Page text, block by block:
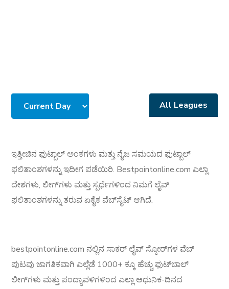
All Leagues
ಇತ್ತೀಚಿನ ಫುಟ್ಬಾಲ್ ಅಂಕಗಳು ಮತ್ತು ನೈಜ ಸಮಯದ ಫುಟ್ಬಾಲ್
ಫಲಿತಾಂಶಗಳನ್ನು ಇದೀಗ ಪಡೆಯಿರಿ. Bestpointonline.com ಎಲ್ಲಾ
ದೇಶಗಳು, ಲೀಗ್‌ಗಳು ಮತ್ತು ಸ್ಪರ್ಧೆಗಳಿಂದ ನಿಮಗೆ ಲೈವ್
ಫಲಿತಾಂಶಗಳನ್ನು ತರುವ ಏಕೈಕ ವೆಬ್‌ಸೈಟ್ ಆಗಿದೆ.
bestpointonline.com ನಲ್ಲಿನ ಸಾಕರ್ ಲೈವ್ ಸ್ಕೋರ್‌ಗಳ ವೆಬ್
ಪುಟವು ಜಾಗತಿಕವಾಗಿ ಎಲ್ಲೆಡೆ 1000+ ಕ್ಕೂ ಹೆಚ್ಚು ಫುಟ್‌ಬಾಲ್
ಲೀಗ್‌ಗಳು ಮತ್ತು ಪಂದ್ಯಾವಳಿಗಳಿಂದ ಎಲ್ಲಾ ಆಧುನಿಕ-ದಿನದ